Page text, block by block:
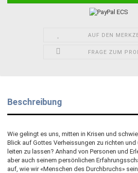
AUF DEN
FRAGE ZUM
Beschreibung
Wie gelingt es uns, mitten in Krisen und
Blick auf Gottes Verheissungen zu richten und
leiten zu lassen? Anhand von Personen und
aber auch seinem persönlichen
auf, wie wir «Menschen des Durchbruchs»